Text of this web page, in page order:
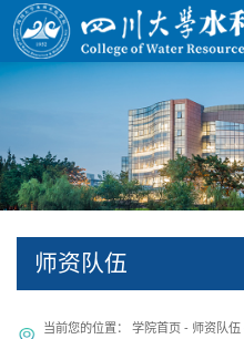
师资队伍
当前您的位置： 学院首页 - 师资队伍